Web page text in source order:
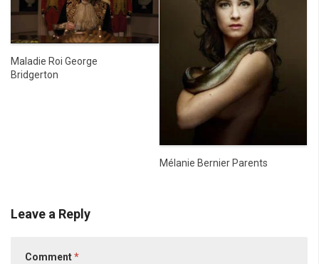
Maladie Roi George
Bridgerton
Mélanie Bernier Parents
Leave a Reply
Comment*